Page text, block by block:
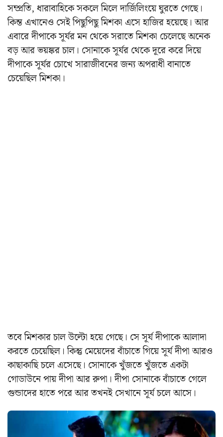
সম্প্রতি, ধারাবাহিকে সকলে মিলে দার্জিলিংয়ে ঘুরতে গেছে।
কিন্ত এখানেও সেই পিছুপিছু মিশকা এসে হাজির হয়েছে। আর
এবারে দীপাকে সূর্যর মন থেকে সরাতে মিশকা চেলেছে অনেক
বড় আর ভয়ঙ্কর চাল। সোনাকে সূর্যর থেকে দূরে করে দিয়ে
দীপাকে সূর্যর চোখে সারাজীবনের জন্য অপরাধী বানাতে
চেয়েছিল মিশকা।
তবে মিশকার চাল উল্টো হয়ে গেছে। সে সূর্য দীপাকে আলাদা
করতে চেয়েছিল। কিন্তু মেয়েদের বাঁচাতে গিয়ে সূর্য দীপা আরও
কাছাকাছি চলে এসেছে। সোনাকে খুঁজতে খুঁজতে একটা
গোডাউনে পায় দীপা আর রুপা। দীপা সোনাকে বাঁচাতে গেলে
গুন্ডাদের হাতে পরে আর তখনই সেখানে সূর্য চলে আসে।